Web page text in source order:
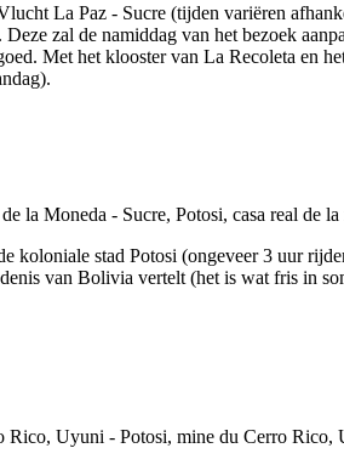
La Paz - Sucre (tijden variëren
zal de namiddag van het bezoek
Met het klooster van La Recoleta en
koloniale stad Potosi (ongeveer 3 uur
van Bolivia vertelt (het is wat fris in